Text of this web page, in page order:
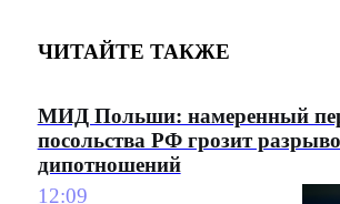
ЧИТАЙТЕ ТАКЖЕ
МИД Польши: намеренный
посольства РФ грозит
дипотношений
12:09